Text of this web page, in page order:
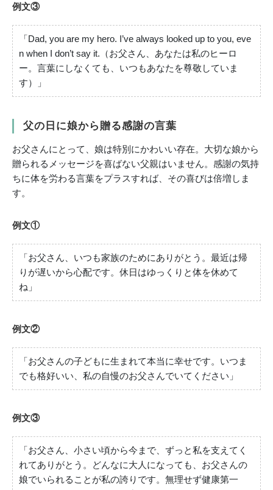
例文③
「Dad, you are my hero. I’ve always looked up to you, eve
n when I don’t say it.（お父さん、あなたは私のヒーロ
ー。言葉にしなくても、いつもあなたを尊敬していま
す）」
父の日に娘から贈る感謝の言葉
お父さんにとって、娘は特別にかわいい存在。大切な娘から
贈られるメッセージを喜ばない父親はいません。感謝の気持
ちに体を労わる言葉をプラスすれば、その喜びは倍増しま
す。
例文①
「お父さん、いつも家族のためにありがとう。最近は帰
りが遅いから心配です。休日はゆっくりと体を休めて
ね」
例文②
「お父さんの子どもに生まれて本当に幸せです。いつま
でも格好いい、私の自慢のお父さんでいてください」
例文③
「お父さん、小さい頃から今まで、ずっと私を支えてく
れてありがとう。どんなに大人になっても、お父さんの
娘でいられることが私の誇りです。無理せず健康第一